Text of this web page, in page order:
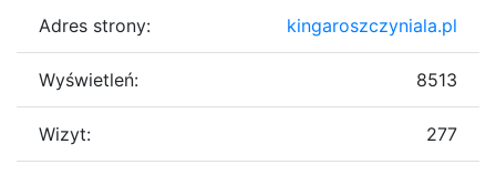
Adres strony: kingaroszczyniala.pl
Wyświetleń: 8513
Wizyt: 277